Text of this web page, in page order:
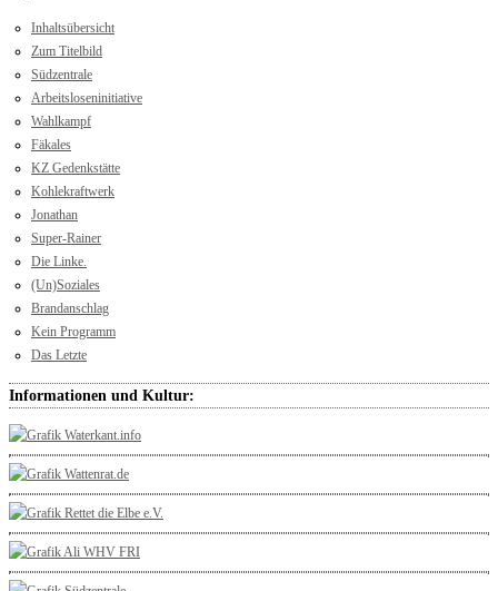
Inhaltsübersicht
Zum Titelbild
Südzentrale
Arbeitsloseninitiative
Wahlkampf
Fäkales
KZ Gedenkstätte
Kohlekraftwerk
Jonathan
Super-Rainer
Die Linke.
(Un)Soziales
Brandanschlag
Kein Programm
Das Letzte
Informationen und Kultur: